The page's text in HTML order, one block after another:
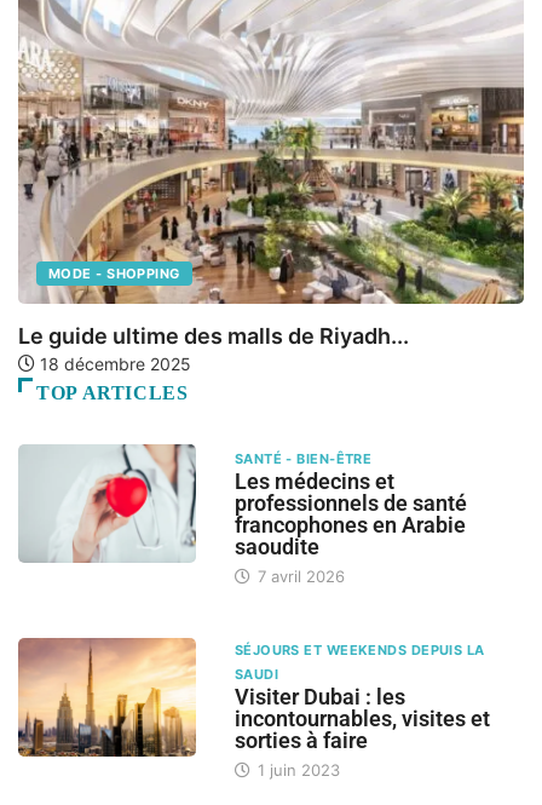
MODE - SHOPPING
Le guide ultime des malls de Riyadh...
18 décembre 2025
TOP ARTICLES
SANTÉ - BIEN-ÊTRE
Les médecins et
professionnels de santé
francophones en Arabie
saoudite
7 avril 2026
SÉJOURS ET WEEKENDS DEPUIS LA
SAUDI
Visiter Dubai : les
incontournables, visites et
sorties à faire
1 juin 2023